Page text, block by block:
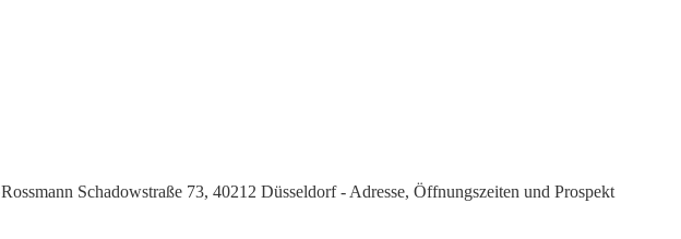
Rossmann Schadowstraße 73, 40212 Düsseldorf - Adresse, Öffnungszeiten und Prospekt